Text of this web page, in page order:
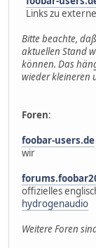
Links zu
Bitte beachte,
aktuellen Stand
können. Das
wieder kleineren
Foren:
foobar-users.de
wir
offizielles
hydrogenaudio
Weitere Foren